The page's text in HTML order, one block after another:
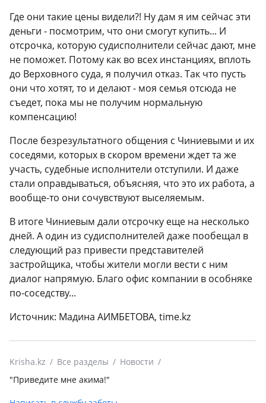
Где они такие цены видели?! Ну дам я им сейчас эти
деньги - посмотрим, что они смогут купить... И
отсрочка, которую судисполнители сейчас дают, мне
не поможет. Потому как во всех инстанциях, вплоть
до Верховного суда, я получил отказ. Так что пусть
они что хотят, то и делают - моя семья отсюда не
съедет, пока мы не получим нормальную
компенсацию!
После безрезультатного общения с Чиниевыми и их
соседями, которых в скором времени ждет та же
участь, судебные исполнители отступили. И даже
стали оправдываться, объясняя, что это их работа, а
вообще-то они сочувствуют выселяемым.
В итоге Чиниевым дали отсрочку еще на несколько
дней. А один из судисполнителей даже пообещал в
следующий раз привести представителей
застройщика, чтобы жители могли вести с ним
диалог напрямую. Благо офис компании в особняке
по-соседству...
Источник: Мадина АИМБЕТОВА, time.kz
Krisha.kz Все разделы
Новости
"Приведите мне акима!"